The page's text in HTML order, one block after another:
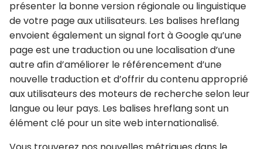
présenter la bonne version régionale ou linguistique
de votre page aux utilisateurs. Les balises hreflang
envoient également un signal fort à Google qu’une
page est une traduction ou une localisation d’une
autre afin d’améliorer le référencement d’une
nouvelle traduction et d’offrir du contenu approprié
aux utilisateurs des moteurs de recherche selon leur
langue ou leur pays. Les balises hreflang sont un
élément clé pour un site web internationalisé.